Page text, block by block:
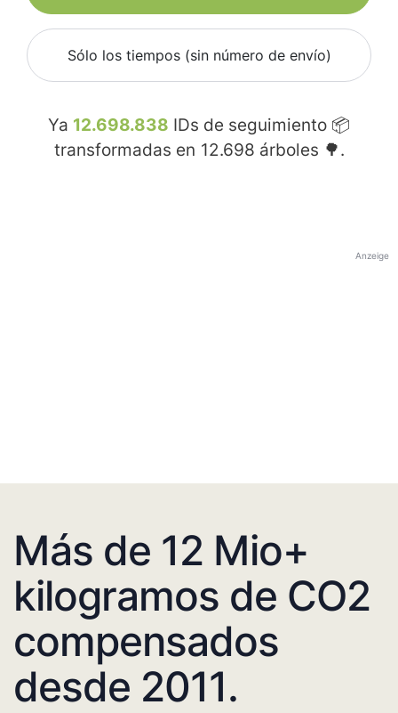
Sólo los tiempos (sin número de envío)
Ya 12.698.838 IDs de seguimiento 📦
transformadas en 12.698 árboles 🌳.
Anzeige
Más de 12 Mio+
kilogramos de CO2
compensados
desde 2011.